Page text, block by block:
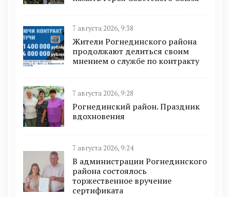
7 августа 2026, 9:38
Жители Рогнединского района
продолжают делиться своим
мнением о службе по контракту
7 августа 2026, 9:28
Рогнединский район. Праздник
вдохновения
7 августа 2026, 9:24
В администрации Рогнединского
района состоялось
торжественное вручение
сертификата